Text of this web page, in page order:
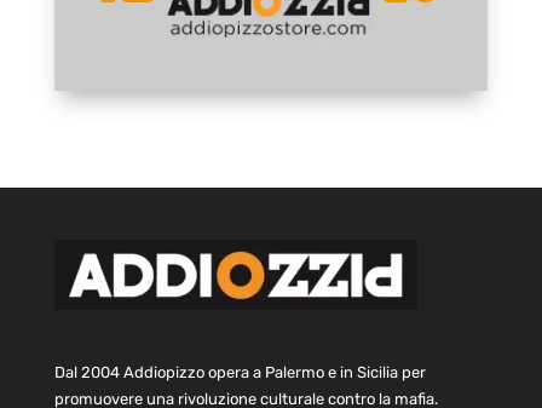
Dal 2004 Addiopizzo opera a Palermo e in Sicilia per
promuovere una rivoluzione culturale contro la mafia.